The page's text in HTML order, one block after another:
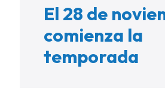
El 28 de
comienza la
temporada